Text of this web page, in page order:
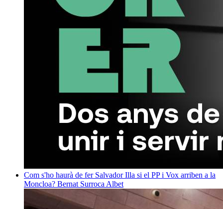
Com s'ho haurà de fer Salvador Illa si el PP i Vox arriben a la
Moncloa? Bernat Surroca Albet